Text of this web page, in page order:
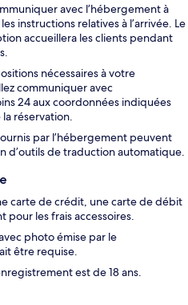
avec l’hébergement à
instructions relatives à l’arrivée. Le
accueillera les clients pendant
nécessaires à votre
communiquer avec
24 aux coordonnées indiquées
réservation.
par l’hébergement peuvent
d’outils de traduction automatique.
carte de crédit, une carte de débit
pour les frais accessoires.
photo émise par le
être requise.
est de 18 ans.